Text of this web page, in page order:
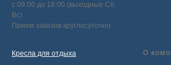
с 09:00 до 18:00 (выходные Сб,
Вс)
Прием заказов круглосуточно
Кресла для отдыха
О